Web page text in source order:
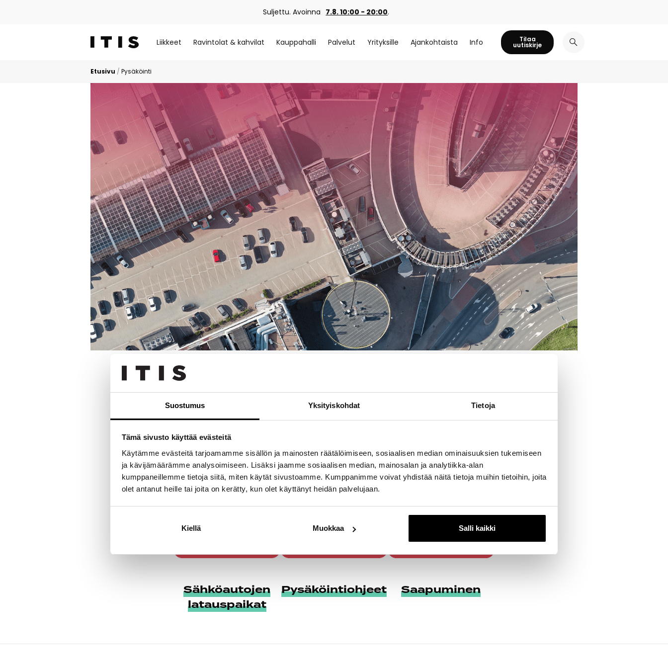
Suostumus Yksityiskohdat Tietoja
Tämä sivusto käyttää evästeitä
Käytämme evästeitä tarjoamamme sisällön ja mainosten räätälöimiseen, sosiaalisen median ominaisuuksien tukemiseen
ja kävijämäärämme analysoimiseen. Lisäksi jaamme sosiaalisen median, mainosalan ja analytiikka-alan
kumppaneillemme tietoja siitä, miten käytät sivustoamme. Kumppanimme voivat yhdistää näitä tietoja muihin tietoihin, joita
olet antanut heille tai joita on kerätty, kun olet käyttänyt heidän palvelujaan.
Kiellä Muokkaa Salli kaikki
Suljettu. Avoinna 7.8. 10:00 - 20:00.
Liikkeet Ravintolat & kahvilat Kauppahalli Palvelut Yrityksille Ajankohtaista Info Tilaa
uutiskirje
Etusivu / Pysäköinti
Pysäköinti
Itiksessä on 1600 parkkipaikkaa.
Sähköautojen
latauspaikat
Pysäköintiohjeet Saapuminen